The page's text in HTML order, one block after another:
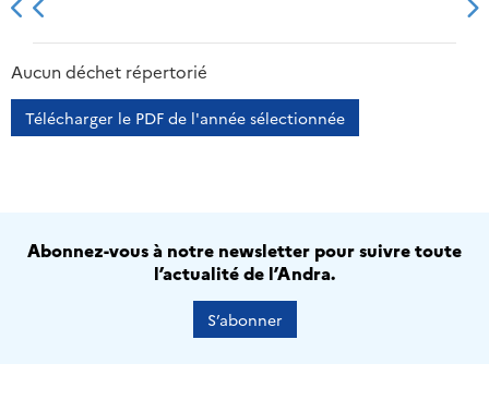
2013 2014
Aucun déchet répertorié
Télécharger le PDF de l'année sélectionnée
Abonnez-vous à notre newsletter pour suivre toute
l’actualité de l’Andra.
S’abonner